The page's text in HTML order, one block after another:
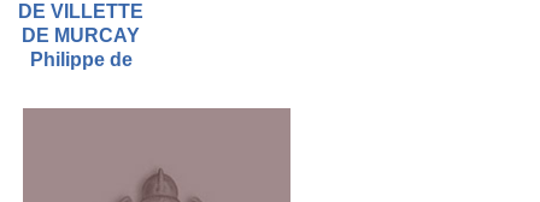
DE VILLETTE
DE MURCAY
Philippe de